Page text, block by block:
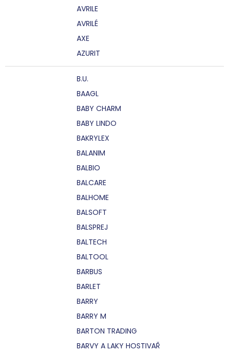
AVRILE
AVRILÉ
AXE
AZURIT
B.U.
BAAGL
BABY CHARM
BABY LINDO
BAKRYLEX
BALANIM
BALBIO
BALCARE
BALHOME
BALSOFT
BALSPREJ
BALTECH
BALTOOL
BARBUS
BARLET
BARRY
BARRY M
BARTON TRADING
BARVY A LAKY HOSTIVAŘ